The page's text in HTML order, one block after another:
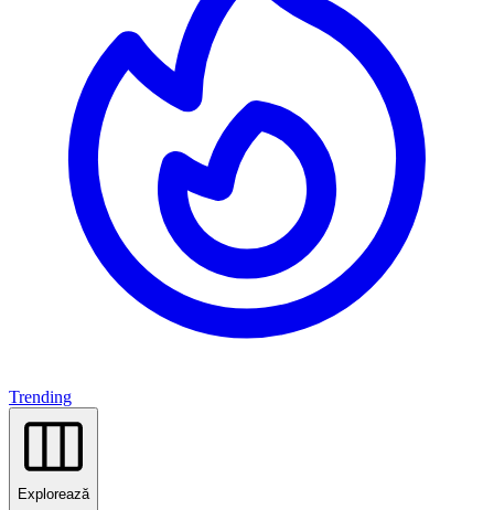
Trending
Explorează